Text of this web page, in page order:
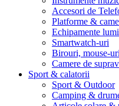
Accesori de
Platforme &
Echipamente
Smartwatch-uri
Birouri, mouse-
Camere de
Sport & calatorii
Sport & Outdoor
Camping &